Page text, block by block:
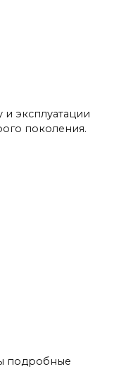
и эксплуатации
поколения.
подробные